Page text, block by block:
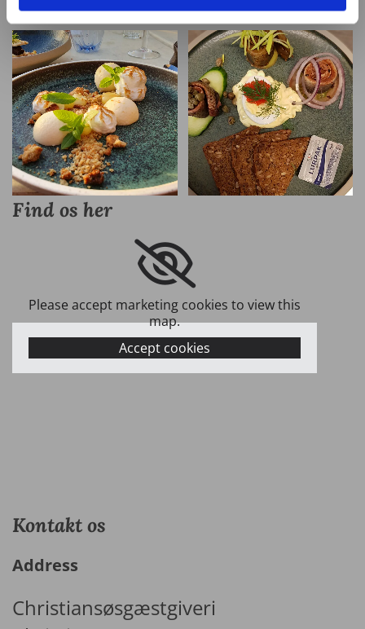
Find os her
Please accept marketing cookies to view this
map.
Accept cookies
Kontakt os
Address
Christiansøsgæstgiveri